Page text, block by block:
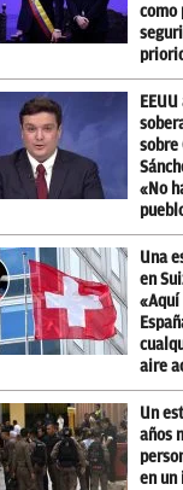
como
sobre
«No
Una
en
«Aquí
aire
Un
años
en